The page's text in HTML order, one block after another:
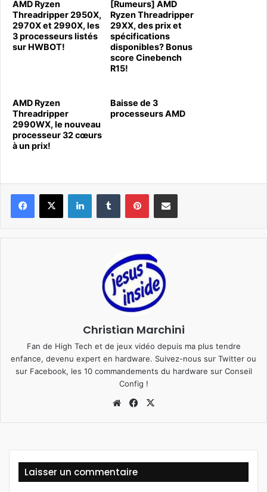
AMD Ryzen
Threadripper 2950X,
2970X et 2990X, les
3 processeurs listés
sur HWBOT!
[Rumeurs] AMD
Ryzen Threadripper
29XX, des prix et
spécifications
disponibles? Bonus
score Cinebench
R15!
AMD Ryzen
Threadripper
2990WX, le nouveau
processeur 32 cœurs
à un prix!
Baisse de 3
processeurs AMD
Christian Marchini
Fan de High Tech et de jeux vidéo depuis ma plus tendre
enfance, devenu expert en hardware. Suivez-nous sur Twitter ou
sur Facebook, les 10 commandements du hardware sur Conseil
Config !
We
Fa
Laisser un commentaire